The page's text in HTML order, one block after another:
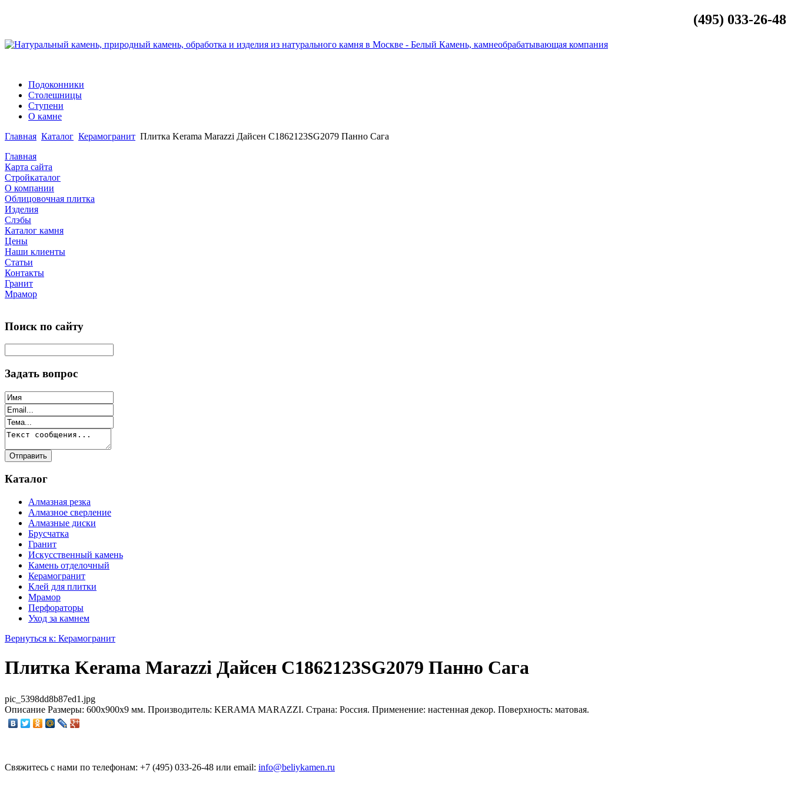
(495) 033-26-48
Подоконники
Столешницы
Ступени
О камне
Главная Каталог Керамогранит Плитка Kerama Marazzi Дайсен C1862123SG2079 Панно Сага
Главная
Карта сайта
Стройкаталог
О компании
Облицовочная плитка
Изделия
Слэбы
Каталог камня
Цены
Наши клиенты
Статьи
Контакты
Гранит
Мрамор
Поиск по сайту
Задать вопрос
Каталог
Алмазная резка
Алмазное сверление
Алмазные диски
Брусчатка
Гранит
Искусственный камень
Камень отделочный
Керамогранит
Клей для плитки
Мрамор
Перфораторы
Уход за камнем
Вернуться к: Керамогранит
Плитка Kerama Marazzi Дайсен C1862123SG2079 Панно Сага
pic_5398dd8b87ed1.jpg
Описание Размеры: 600x900x9 мм. Производитель: KERAMA MARAZZI. Страна: Россия. Применение: настенная декор. Поверхность: матовая.
Свяжитесь с нами по телефонам: +7 (495) 033-26-48 или email: info@beliykamen.ru